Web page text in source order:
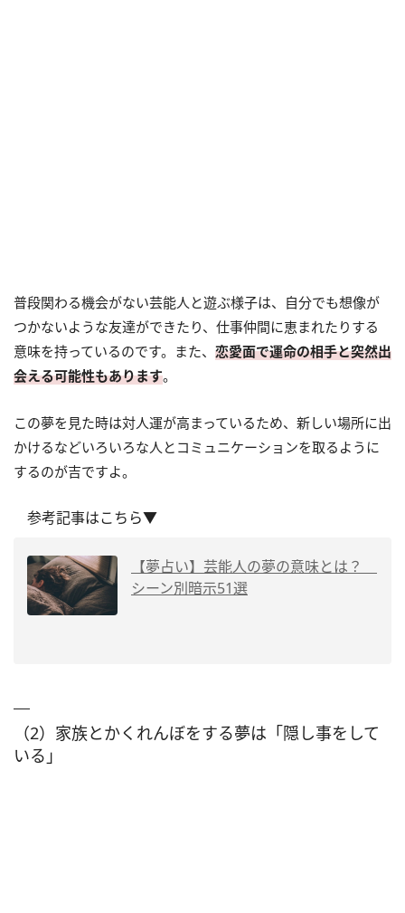
普段関わる機会がない芸能人と遊ぶ様子は、自分でも想像が
つかないような友達ができたり、仕事仲間に恵まれたりする
意味を持っているのです。また、 恋愛面で運命の相手と突然出
会える可能性もあります。
この夢を見た時は対人運が高まっているため、新しい場所に出
かけるなどいろいろな人とコミュニケーションを取るように
するのが吉ですよ。
参考記事はこちら▼
【夢占い】芸能人の夢の意味とは？
シーン別暗示51選
（2）家族とかくれんぼをする夢は「隠し事をして
いる」